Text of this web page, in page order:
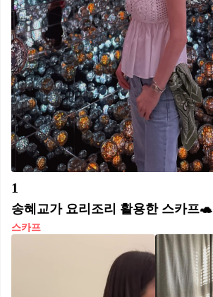
1
송혜교가 요리조리 활용한 스카프🐢
스카프